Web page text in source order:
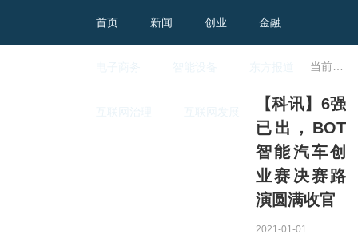
首页 新闻 创业 金融
【科讯】6强
已出，BOT
智能汽车创
业赛决赛路
演圆满收官
2021-01-01